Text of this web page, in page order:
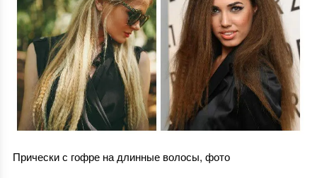
Прически с гофре на длинные волосы, фото